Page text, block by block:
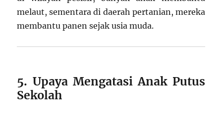
melaut, sementara di daerah pertanian, mereka
membantu panen sejak usia muda.
5. Upaya Mengatasi Anak Putus
Sekolah